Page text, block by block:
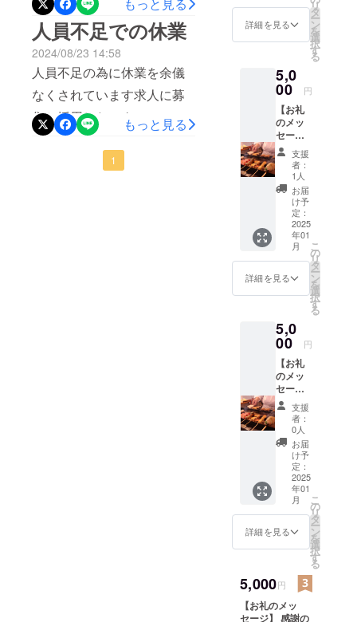
休業もしていたので運転資
金に不安があります。皆様
の御支援宜しくお願い致し
ます！
人員不足での休業
2024/08/23 14:58
人員不足の為に休業を余儀
なくされています求人に募
集と採用したスタッフの教
育等の間営業が出来ないの
で御支援頂けますと助かり
もっと見る
1
10%割引 ・注意
事項：コースは
含まない。 有効
詳細を見る
リ
タ
ー
ン
を
選
択
す
る
5,0
00 円
【お礼
のメッ
セー
ジ】 感
謝の気
持ちを
込め
て、お
礼の
メッ
セージ
をお送
りしま
す。
【その
他】 御
・詳
細：お
会計か
ら10%
割引 ・
注意事
項：
コース
は含ま
ない。
有効期
限25年3
月31日
支援
者：
1人
お届
け予
定：
2025
年01
月
詳細を見る
こ
の
リ
タ
ー
ン
を
選
択
す
る
5,0
00 円
【お礼
のメッ
セー
ジ】 感
謝の気
持ちを
込め
て、お
礼の
メッ
セージ
をお送
りしま
す。 遠
方様用
御来店
細 1回
のお会
計から
10%割
支援
者：
0人
お届
け予
定：
2025
年01
月
詳細を見る
こ
の
リ
タ
ー
ン
を
選
択
す
る
5,000円
【お礼のメッ
セージ】 感謝の